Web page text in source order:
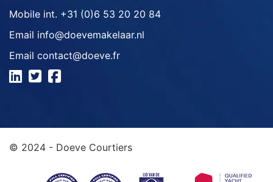
Mobile int. +31 (0)6 53 20 20 84
Email info@doevemakelaar.nl
Email contact@doeve.fr
© 2024 - Doeve Courtiers